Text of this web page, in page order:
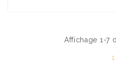
Affichage 1-7
1